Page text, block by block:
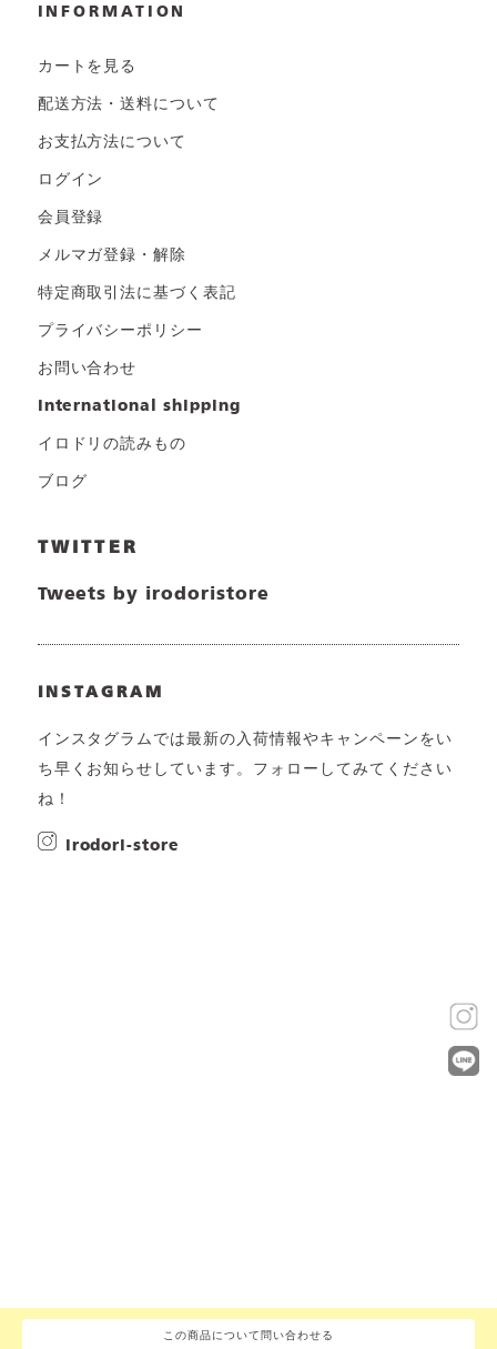
この商品について問い合わせる
INFORMATION
カートを見る
配送方法・送料について
お支払方法について
ログイン
会員登録
メルマガ登録・解除
特定商取引法に基づく表記
プライバシーポリシー
お問い合わせ
international shipping
イロドリの読みもの
ブログ
TWITTER
Tweets by irodoristore
INSTAGRAM
インスタグラムでは最新の入荷情報やキャンペーンをい
ち早くお知らせしています。フォローしてみてください
ね！
irodori-store